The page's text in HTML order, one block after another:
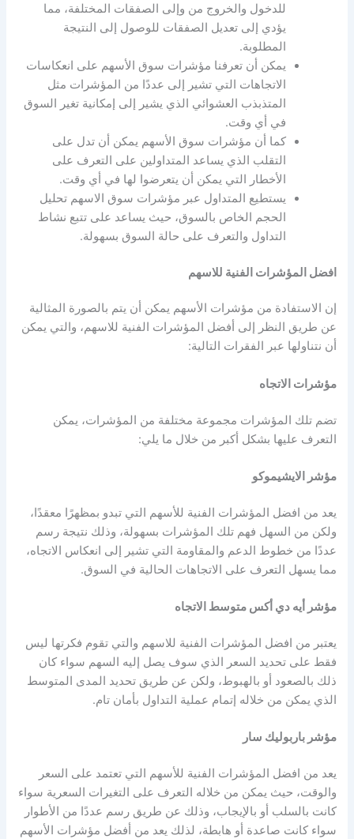
للدخول والخروج من وإلى الصفقات المختلفة، مما
يؤدي إلى تعديل الصفقات للوصول إلى النتيجة
المطلوبة.
يمكن أن تعرفنا مؤشرات سوق الأسهمعلى انعكاسات
الاتجاهات التي تشير إلى عددًا من المؤشرات مثل
المتذبذب العشوائي الذي يشير إلى إمكانية تغير السوق
في أي وقت.
كما أن مؤشرات سوق الأسهميمكن أن تدل على
التقلب الذي يساعد المتداولين على التعرف على
الأخطار التي يمكن أن يتعرضوا لها في أي وقت.
يستطيع المتداول عبر مؤشرات سوق الاسهمتحليل
الحجم الخاص بالسوق، حيث يساعد على تتبع نشاط
التداول والتعرف على حالة السوق بسهولة.
افضل المؤشرات الفنية للاسهم
إن الاستفادة من مؤشرات الأسهميمكن أن يتم بالصورة المثالية
عن طريق النظر إلى أفضل المؤشرات الفنية للاسهم، والتي يمكن
أن نتناولها عبر الفقرات التالية:
مؤشرات الاتجاه
تضم تلك المؤشرات مجموعة مختلفة من المؤشرات، يمكن
التعرف عليها بشكل أكبر من خلال ما يلي:
مؤشر الايشيموكو
يعد من افضل المؤشرات الفنية للأسهمالتي تبدو بمظهرًا معقدًا،
ولكن من السهل فهم تلك المؤشرات بسهولة، وذلك نتيجة رسم
عددًا من خطوط الدعم والمقاومة التي تشير إلى انعكاس الاتجاه،
مما يسهل التعرف على الاتجاهات الحالية في السوق.
مؤشر أيه دي أكس متوسط الاتجاه
يعتبر من افضل المؤشرات الفنية للاسهموالتي تقوم فكرتها ليس
فقط على تحديد السعر الذي سوف يصل إليه السهم سواء كان
ذلك بالصعود أو بالهبوط، ولكن عن طريق تحديد المدى المتوسط
الذي يمكن من خلاله إتمام عملية التداول بأمان تام.
مؤشر باربوليك سار
يعد من افضل المؤشرات الفنية للأسهمالتي تعتمد على السعر
والوقت، حيث يمكن من خلاله التعرف على التغيرات السعرية سواء
كانت بالسلب أو بالإيجاب، وذلك عن طريق رسم عددًا من الأطوار
سواء كانت صاعدة أو هابطة، لذلك يعد من أفضل مؤشرات الأسهم